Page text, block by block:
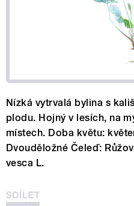
Nízká vytrvalá bylina s
plodu. Hojný v lesích, na
místech. Doba květu:
Dvouděložné Čeleď:
vesca L.